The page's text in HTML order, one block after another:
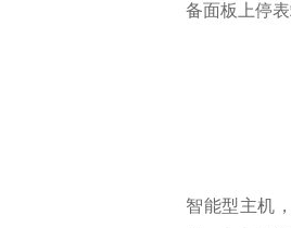
备面板上停
智能型主机